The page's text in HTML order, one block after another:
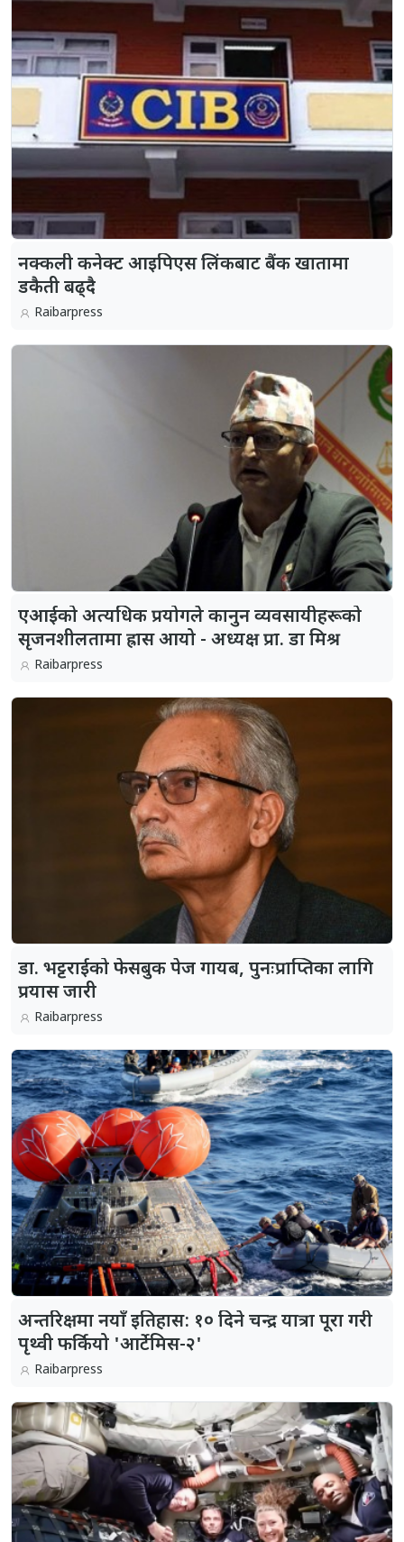
नक्कली कनेक्ट आइपिएस लिंकबाट बैंक खातामा
डकैती बढ्दै
Raibarpress
एआईको अत्यधिक प्रयोगले कानुन व्यवसायीहरूको
सृजनशीलतामा ह्रास आयो - अध्यक्ष प्रा. डा मिश्र
Raibarpress
डा. भट्टराईको फेसबुक पेज गायब, पुनःप्राप्तिका लागि
प्रयास जारी
Raibarpress
अन्तरिक्षमा नयाँ इतिहास: १० दिने चन्द्र यात्रा पूरा गरी
पृथ्वी फर्कियो 'आर्टेमिस-२'
Raibarpress